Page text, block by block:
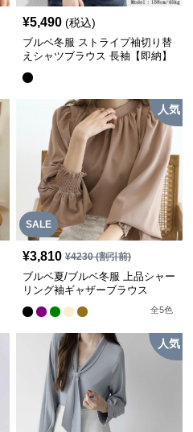
¥5,490 (税込)
ブルベ冬服 ストライプ袖切り替
えシャツブラウス 長袖【即納】
SALE
人気
¥3,810 ¥4230(割引前)
ブルベ夏/ブルベ冬服 上品シャー
リング袖ギャザーブラウス
全5色
人気